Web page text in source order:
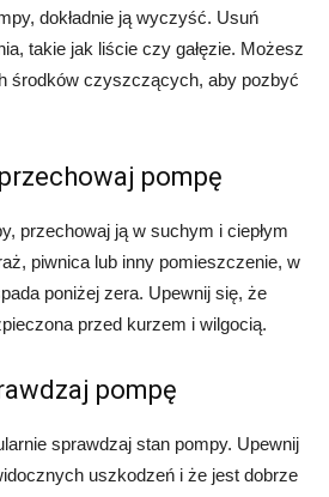
dokładnie ją wyczyść. Usuń
takie jak liście czy gałęzie. Możesz
środków czyszczących, aby pozbyć
pompę
przechowaj ją w suchym i ciepłym
piwnica lub inny pomieszczenie, w
poniżej zera. Upewnij się, że
przed kurzem i wilgocią.
pompę
sprawdzaj stan pompy. Upewnij
uszkodzeń i że jest dobrze